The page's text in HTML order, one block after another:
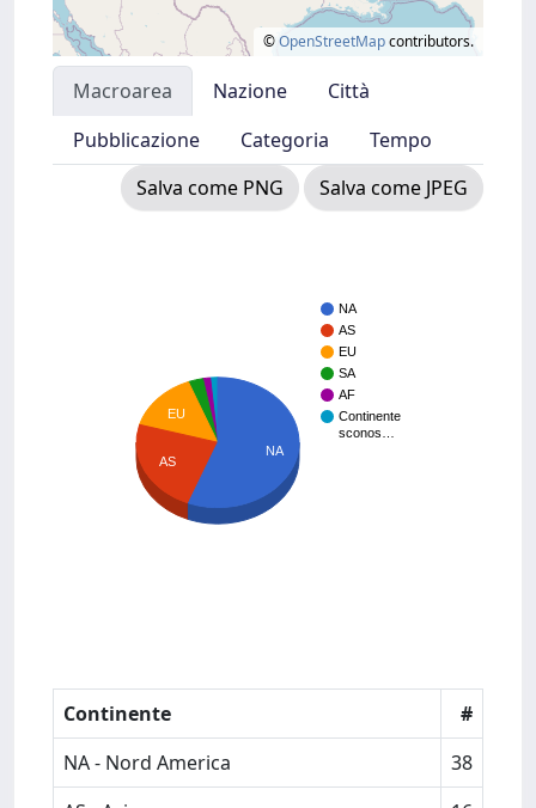
©OpenStreetMapcontributors.
Macroarea Nazione
Città
Pubblicazione
Categoria
Tempo
Salva come PNG
Salva come JPEG
NA
AS
EU
SA
AF
Continente
sconos…
EU
AS
NA
Continente
#
NA - Nord America
38